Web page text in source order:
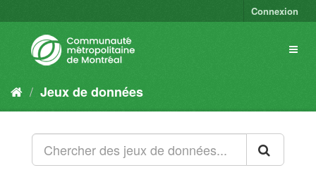
Connexion
Jeux de données